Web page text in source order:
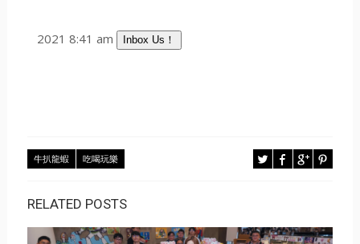
2021 8:41 am Inbox Us！
牛扒龍蝦 吃喝玩樂
RELATED POSTS